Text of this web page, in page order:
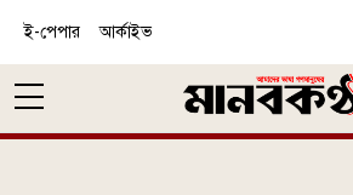
ই-পেপার আর্কাইভ